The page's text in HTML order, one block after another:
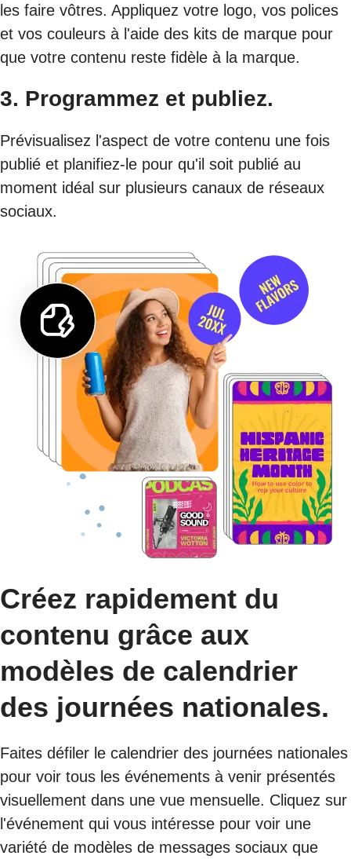
les faire vôtres. Appliquez votre logo, vos polices
et vos couleurs à l'aide des kits de marque pour
que votre contenu reste fidèle à la marque.
3. Programmez et publiez.
Prévisualisez l'aspect de votre contenu une fois
publié et planifiez-le pour qu'il soit publié au
moment idéal sur plusieurs canaux de réseaux
sociaux.
Créez rapidement du
contenu grâce aux
modèles de calendrier
des journées nationales.
Faites défiler le calendrier des journées nationales
pour voir tous les événements à venir présentés
visuellement dans une vue mensuelle. Cliquez sur
l'événement qui vous intéresse pour voir une
variété de modèles de messages sociaux que